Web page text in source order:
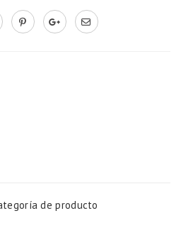
de producto